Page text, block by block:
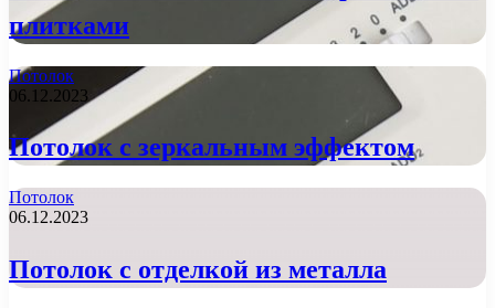
плитками
Потолок
06.12.2023
Потолок с зеркальным эффектом
Потолок
06.12.2023
Потолок с отделкой из металла